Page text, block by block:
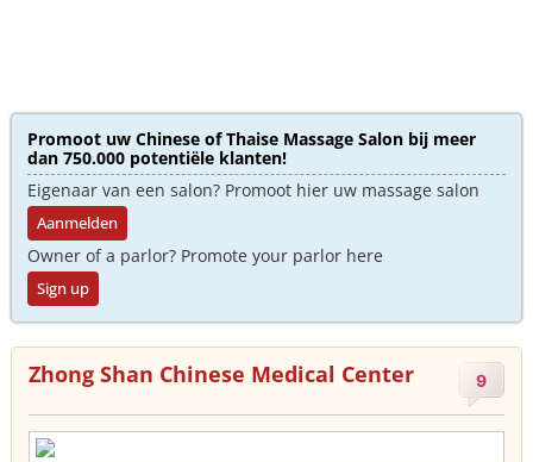
Promoot uw Chinese of Thaise Massage Salon bij meer
dan 750.000 potentiële klanten!
Eigenaar van een salon? Promoot hier uw massage salon
Aanmelden
Owner of a parlor? Promote your parlor here
Sign up
Zhong Shan Chinese Medical Center 9